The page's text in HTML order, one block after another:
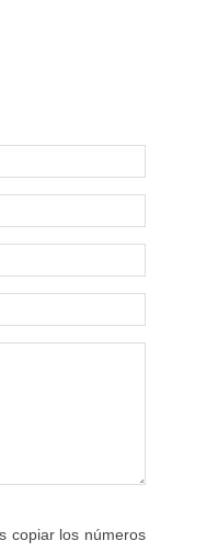
copiar los números